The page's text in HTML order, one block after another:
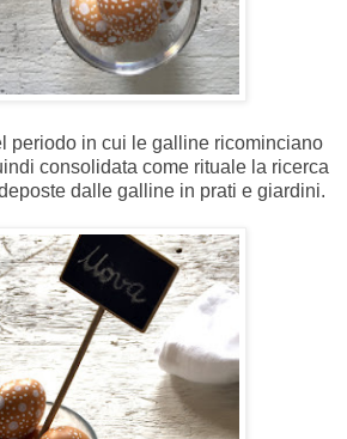
periodo in cui le galline ricominciano
consolidata come rituale la ricerca
dalle galline in prati e giardini.